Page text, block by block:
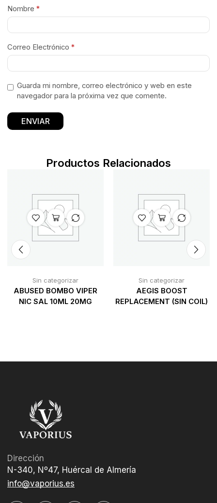
Nombre *
Correo Electrónico *
Guarda mi nombre, correo electrónico y web en este
navegador para la próxima vez que comente.
Productos Relacionados
Sin categorizar
ABUSED BOMBO VIPER
NIC SAL 10ML 20MG
Sin categorizar
AEGIS BOOST
REPLACEMENT (SIN COIL)
Dirección
N-340, Nº47, Huércal de Almería
info@vaporius.es